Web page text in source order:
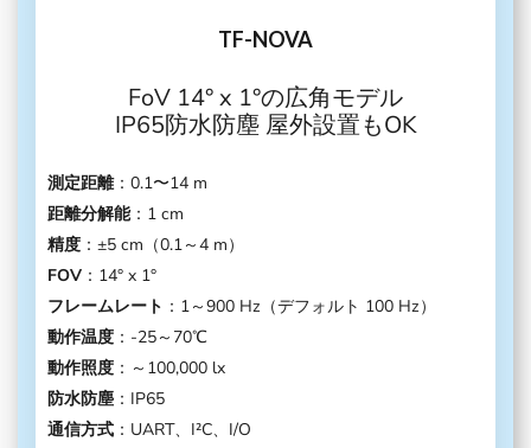
TF-NOVA
FoV 14° x 1°の広角モデル
IP65防水防塵 屋外設置もOK
測定距離：0.1〜14 m
距離分解能：1 cm
精度 ：±5 cm（0.1～4 m）
FOV ：14° x 1°
フレームレート ：1～900 Hz（デフォルト 100 Hz）
動作温度 ：-25～70℃
動作照度 ：～100,000 lx
防水防塵 ：IP65
通信方式 ：UART、I²C、I/O